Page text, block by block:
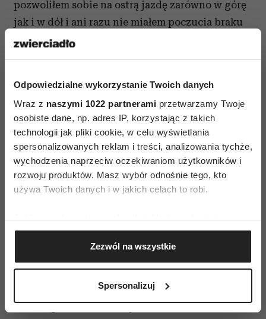
Odpowiedzialne wykorzystanie Twoich danych
Wraz z naszymi 1022 partnerami przetwarzamy Twoje
osobiste dane, np. adres IP, korzystając z takich
technologii jak pliki cookie, w celu wyświetlania
spersonalizowanych reklam i treści, analizowania tychże,
wychodzenia naprzeciw oczekiwaniom użytkowników i
rozwoju produktów. Masz wybór odnośnie tego, kto
używa Twoich danych i w jakich celach to robi.
Jeśli wyrazisz na to zgodę, chcielibyśmy również:
Gromadzić dane dotyczące Twojej lokalizacji
geograficznej z dokładnością nawet do kilku metrów
Identyfikować Twoje urządzenie, aktywnie
(fingerprinting, czyli wirtualny odcisk palca)
Zezwól na wszystkie
Spersonalizuj
pozwoliłem sobie na ostrą jazdę zarówno w górę
jak i w dół i ani razu nie miałem poczucia braku
kontroli nad tym olbrzymem, jedyne co bym
zmienił to trzymanie boczne w fotelach
Podobało mi się jak włoscy kierowcy
zatrzymywali się z zaciekawieniem by zobaczyć
nowego TransLANCIAformersa. Lojalność
Włochów jest znana, lubią swoje marki. Moim
zdaniem Thema jest niebanalna, inna od
popularnych limuzyn „wielkiej niemieckiej
drodze, ale i pokazać styl – to jest to znakomita
ok. 40 tyś. euro, a to znacznie mniej od
konkurencji. Zaryzykuję, że Thema to Maserati